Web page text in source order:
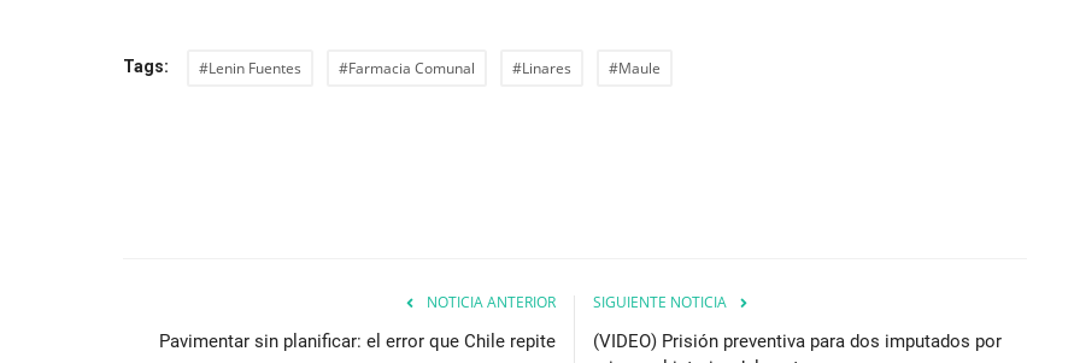
Tags: #Lenin Fuentes #Farmacia Comunal #Linares #Maule
NOTICIA ANTERIOR
Pavimentar sin planificar: el error que Chile repite
SIGUIENTE NOTICIA
(VIDEO) Prisión preventiva para dos imputados por